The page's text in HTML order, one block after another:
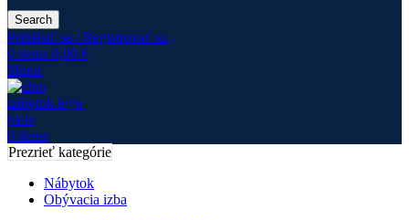
Search
Prihlásiť sa / Registrovať sa
0 items 0,00 €
Menu
0 items
Prezrieť kategórie
Nábytok
Obývacia izba